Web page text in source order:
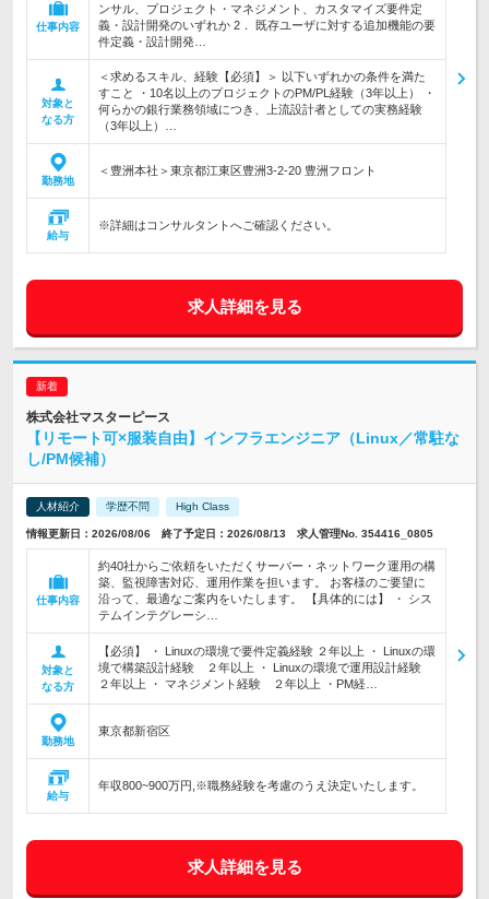
仕事内容
ンサル、プロジェクト・マネジメント、カスタマイズ要件定
義・設計開発のいずれか 2． 既存ユーザに対する追加機能の要
件定義・設計開発…
対象と
なる方
＜求めるスキル、経験【必須】＞ 以下いずれかの条件を満た
すこと ・10名以上のプロジェクトのPM/PL経験（3年以上） ・
何らかの銀行業務領域につき、上流設計者としての実務経験
（3年以上）…
勤務地
＜豊洲本社＞東京都江東区豊洲3-2-20 豊洲フロント
給与
※詳細はコンサルタントへご確認ください。
求人詳細を見る
株式会社マスターピース
【リモート可×服装自由】インフラエンジニア（Linux／常駐な
し/PM候補）
人材紹介 学歴不問 High Class
情報更新日：2026/08/06 終了予定日：2026/08/13 求人管理No. 354416_0805
仕事内容
約40社からご依頼をいただくサーバー・ネットワーク運用の構
築、監視障害対応、運用作業を担います。 お客様のご要望に
沿って、最適なご案内をいたします。 【具体的には】 ・ シス
テムインテグレーシ…
対象と
なる方
【必須】 ・ Linuxの環境で要件定義経験 ２年以上 ・ Linuxの環
境で構築設計経験 ２年以上 ・ Linuxの環境で運用設計経験
２年以上 ・ マネジメント経験 ２年以上 ・PM経…
勤務地
東京都新宿区
給与
年収800~900万円,※職務経験を考慮のうえ決定いたします。
求人詳細を見る